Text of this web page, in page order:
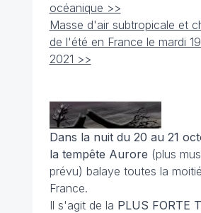
océanique >>
Masse d'air subtropicale et
de l'été en France le mardi
2021 >>
Dans la nuit du 20 au 21
la tempête Aurore (plus
prévu) balaye toutes la
France.
Il s'agit de la PLUS FORTE